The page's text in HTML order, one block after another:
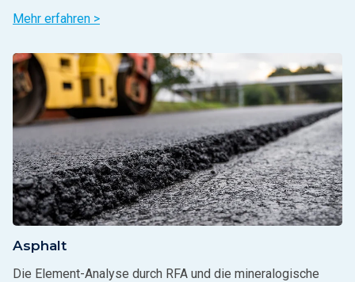
Mehr erfahren >
Asphalt
Die Element-Analyse durch RFA und die mineralogische